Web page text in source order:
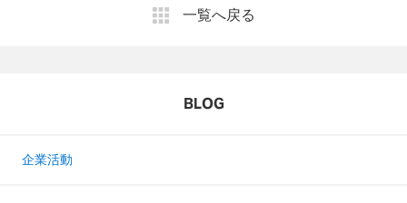
一覧へ戻る
BLOG
企業活動